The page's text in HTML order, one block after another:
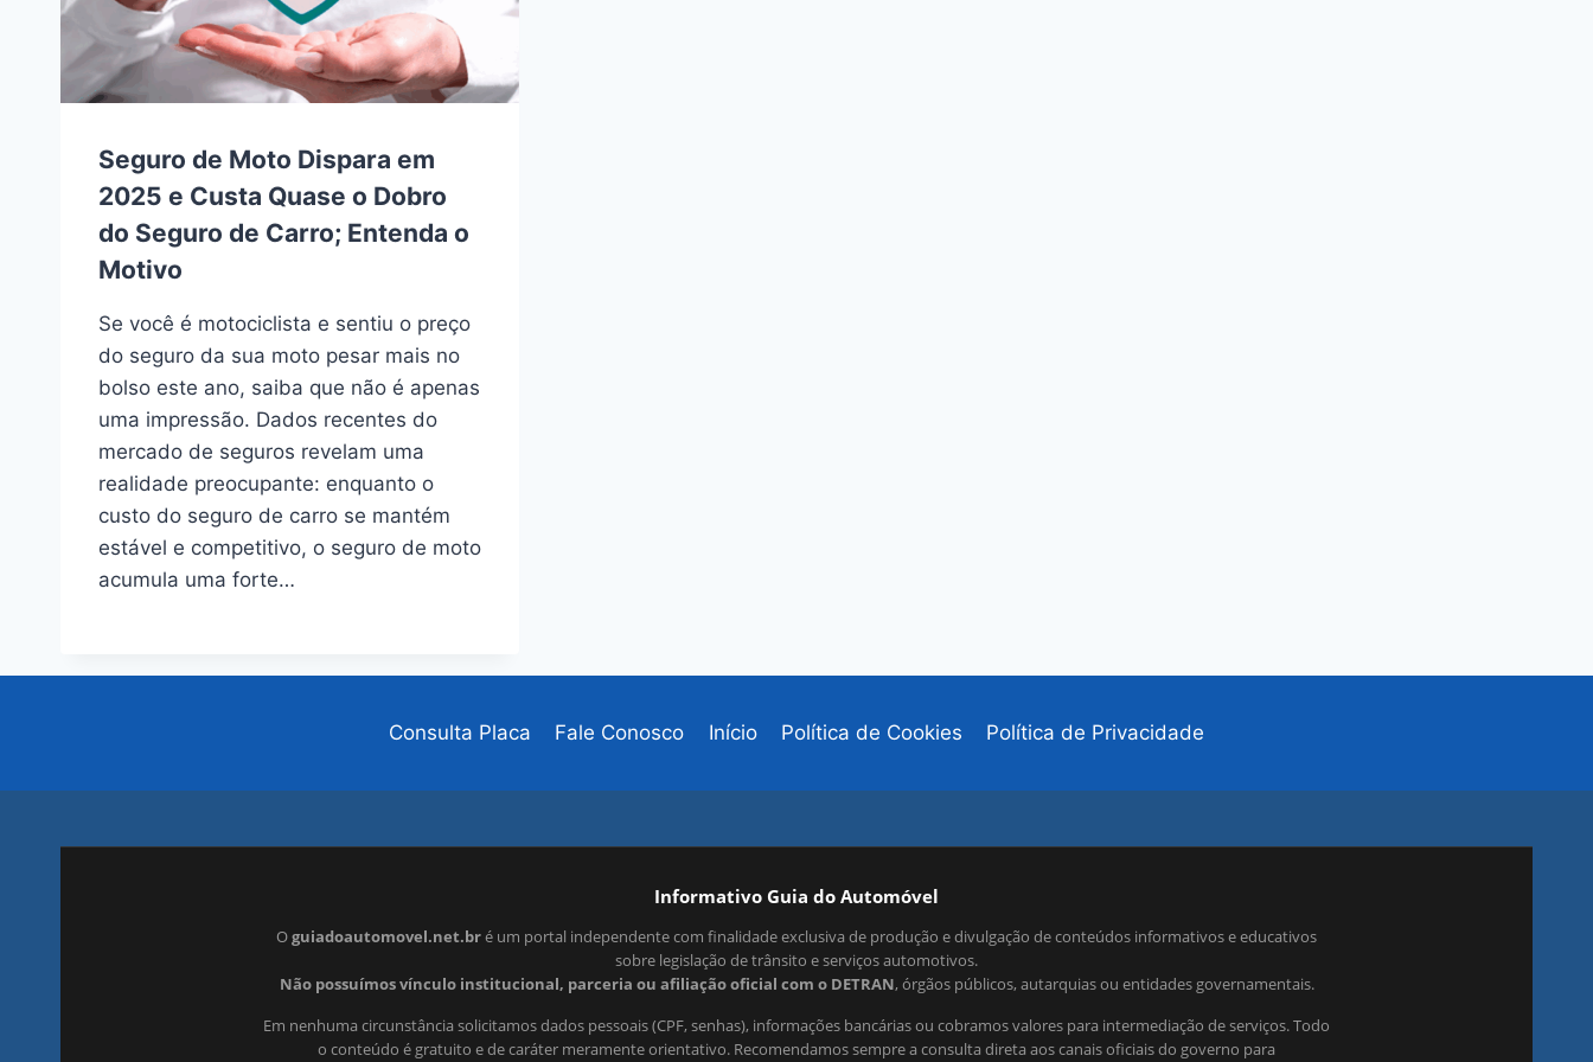
Seguro de Moto Dispara em
2025 e Custa Quase o Dobro
do Seguro de Carro; Entenda o
Motivo
Se você é motociclista e sentiu o preço
do seguro da sua moto pesar mais no
bolso este ano, saiba que não é apenas
uma impressão. Dados recentes do
mercado de seguros revelam uma
realidade preocupante: enquanto o
custo do seguro de carro se mantém
estável e competitivo, o seguro de moto
acumula uma forte…
Consulta Placa Fale Conosco Início Política de Cookies Política de Privacidade
Informativo Guia do Automóvel
Oguiadoautomovel.net.bré um portal independente com finalidade exclusiva de produção e divulgação de conteúdos informativos e educativos
sobre legislação de trânsito e serviços automotivos.
Não possuímos vínculo institucional, parceria ou afiliação oficial com o DETRAN, órgãos públicos, autarquias ou entidades governamentais.
Em nenhuma circunstância solicitamos dados pessoais (CPF, senhas), informações bancárias ou cobramos valores para intermediação de serviços. Todo
o conteúdo é gratuito e de caráter meramente orientativo. Recomendamos sempre a consulta direta aos canais oficiais do governo para